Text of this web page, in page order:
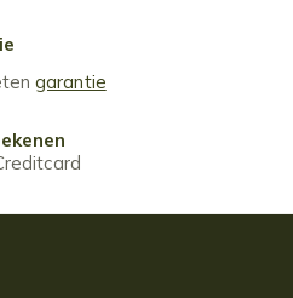
garantie